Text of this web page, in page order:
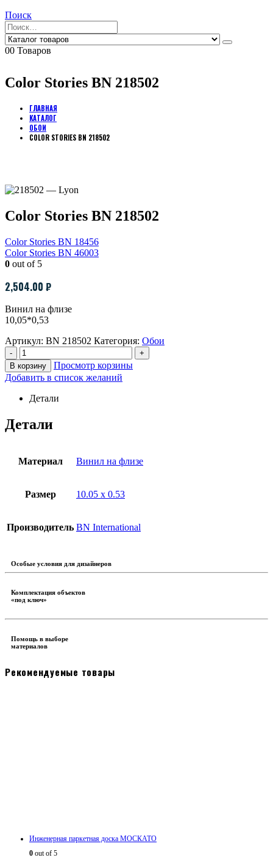
Поиск
00 Товаров
Color Stories BN 218502
ГЛАВНАЯ
КАТАЛОГ
ОБОИ
COLOR STORIES BN 218502
Color Stories BN 218502
Color Stories BN 18456
Color Stories BN 46003
0 out of 5
2,504.00 ₽
Винил на флизе
10,05*0,53
Артикул: BN 218502 Категория: Обои
-
+
В корзину
Просмотр корзины
Добавить в список желаний
Детали
Детали
Материал Винил на флизе
Размер 10.05 x 0.53
Производитель BN International
Особые условия для дизайнеров
Комплектация объектов
«под ключ»
Помощь в выборе
материалов
Рекомендуемые товары
Инженерная паркетная доска МОСКАТО
0 out of 5